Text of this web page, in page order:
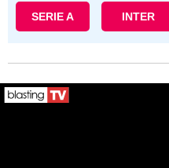
SERIE A INTER